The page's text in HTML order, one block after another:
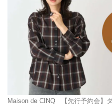
Maison de CINQ 【先行予約会】